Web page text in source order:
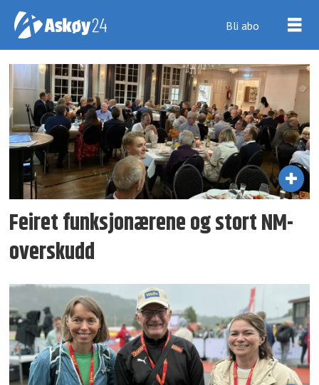
Bli abo
Tag:
nm
friidrett
Feiret funksjonærene og stort NM-
overskudd